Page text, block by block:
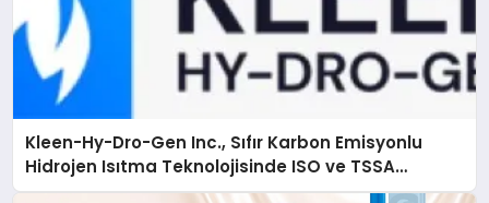
Kleen-Hy-Dro-Gen Inc., Sıfır Karbon Emisyonlu
Hidrojen Isıtma Teknolojisinde ISO ve TSSA
Düzenleyici Onaylarını Aldı